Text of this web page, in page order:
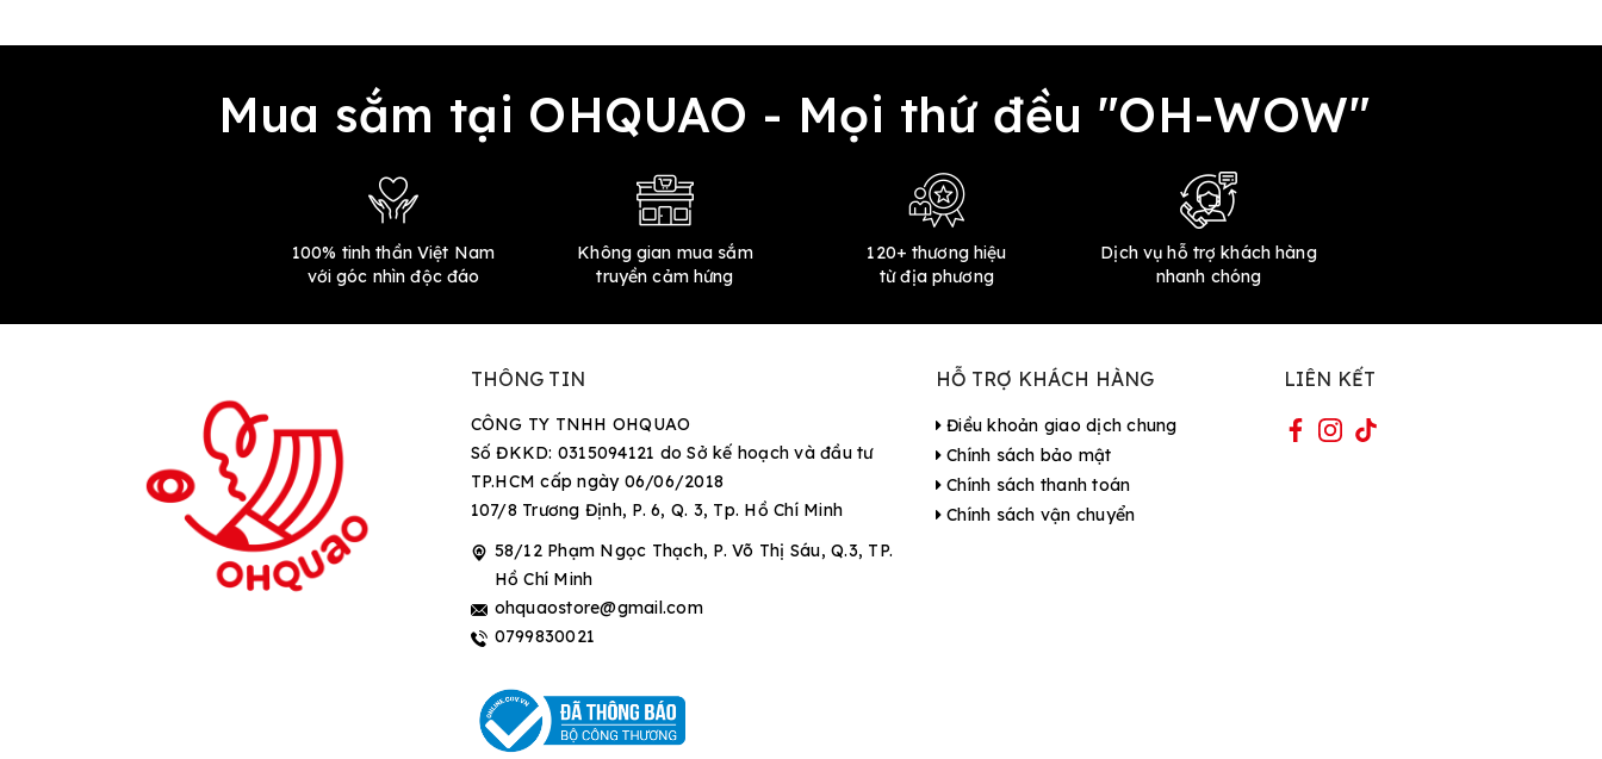
Mua sắm tại OHQUAO - Mọi thứ đều "OH-WOW"
100% tinh thần Việt Nam
với góc nhìn độc đáo
Không gian mua sắm
truyền cảm hứng
120+ thương hiệu
từ địa phương
Dịch vụ hỗ trợ khách hàng
nhanh chóng
THÔNG TIN
CÔNG TY TNHH OHQUAO
Số ĐKKD: 0315094121 do Sở kế hoạch và đầu tư
TP.HCM cấp ngày 06/06/2018
107/8 Trương Định, P. 6, Q. 3, Tp. Hồ Chí Minh
58/12 Phạm Ngọc Thạch, P. Võ Thị Sáu, Q.3, TP.
Hồ Chí Minh
ohquaostore@gmail.com
0799830021
HỖ TRỢ KHÁCH HÀNG
Điều khoản giao dịch chung
Chính sách bảo mật
Chính sách thanh toán
Chính sách vận chuyển
LIÊN KẾT